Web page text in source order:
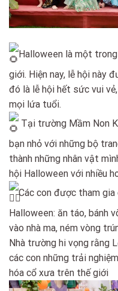
Halloween là một
giới. Hiện nay, lễ hội này
đó là lễ hội hết sức vui
mọi lứa tuổi.
Tại trường Mầm Non
bạn nhỏ với những bộ
thành những nhân vật
hội Halloween với nhiều
Các con được tham
Halloween: ăn táo, bánh
vào nhà ma, ném vòng
Nhà trường hi vọng rằng
các con những trải
hóa cổ xưa trên thế giới